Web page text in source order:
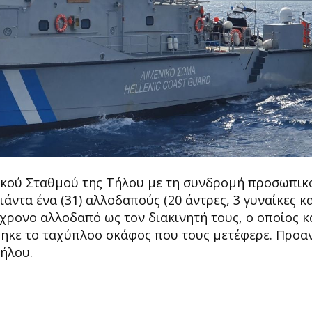
Σταθμού της Τήλου με τη συνδρομή
ένα (31) αλλοδαπούς (20 άντρες, 3 γυναίκες
αλλοδαπό ως τον διακινητή τους, ο οποίος
το ταχύπλοο σκάφος που τους μετέφερε.